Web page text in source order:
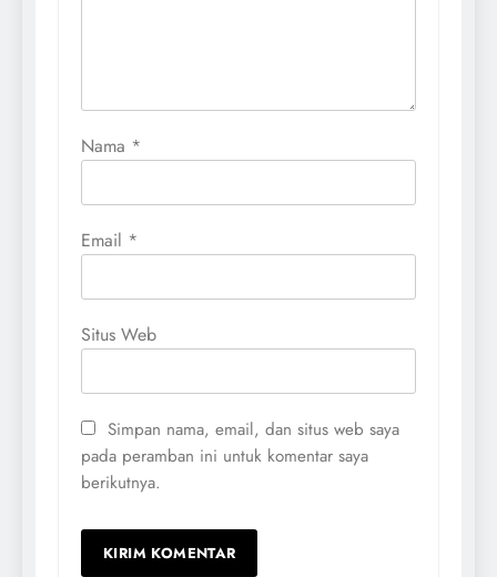
Nama *
Email *
Situs Web
Simpan nama, email, dan situs web saya
pada peramban ini untuk komentar saya
berikutnya.